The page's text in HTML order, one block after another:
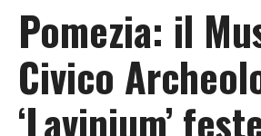
Pomezia: il
Civico
‘Lavinium’